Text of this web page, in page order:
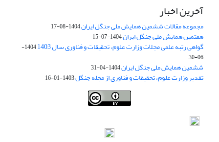
آخرین اخبار
مجموعه مقالات ششمین همایش ملی جنگل ایران1404-08-17
هفتمین همایش ملی جنگل ایران1404-07-15
گواهی رتبه علمی مجلات وزارت علوم، تحقیقات و فناوری سال 1403
1404-
06-30
ششمین همایش ملی جنگل ایران1404-04-31
تقدیر وزارت علوم، تحقیقات و فناوری از مجله جنگل1403-01-16